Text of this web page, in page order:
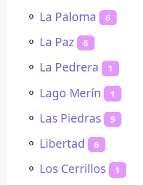
⚬ La Paloma 6
⚬ La Paz 6
⚬ La Pedrera 1
⚬ Lago Merín 1
⚬ Las Piedras 9
⚬ Libertad 6
⚬ Los Cerrillos 1